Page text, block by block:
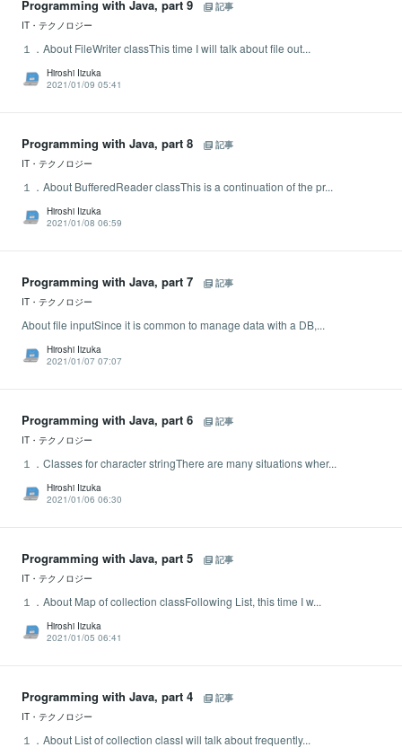
Programming with Java, part 9
記事
IT・テクノロジー
１．About FileWriter classThis time I will talk about file out...
Hiroshi Iizuka
2021/01/09 05:41
Programming with Java, part 8
記事
IT・テクノロジー
１．About BufferedReader classThis is a continuation of the pr...
Hiroshi Iizuka
2021/01/08 06:59
Programming with Java, part 7
記事
IT・テクノロジー
About file inputSince it is common to manage data with a DB,...
Hiroshi Iizuka
2021/01/07 07:07
Programming with Java, part 6
記事
IT・テクノロジー
１．Classes for character stringThere are many situations wher...
Hiroshi Iizuka
2021/01/06 06:30
Programming with Java, part 5
記事
IT・テクノロジー
１．About Map of collection classFollowing List, this time I w...
Hiroshi Iizuka
2021/01/05 06:41
Programming with Java, part 4
記事
IT・テクノロジー
１．About List of collection classI will talk about frequently...